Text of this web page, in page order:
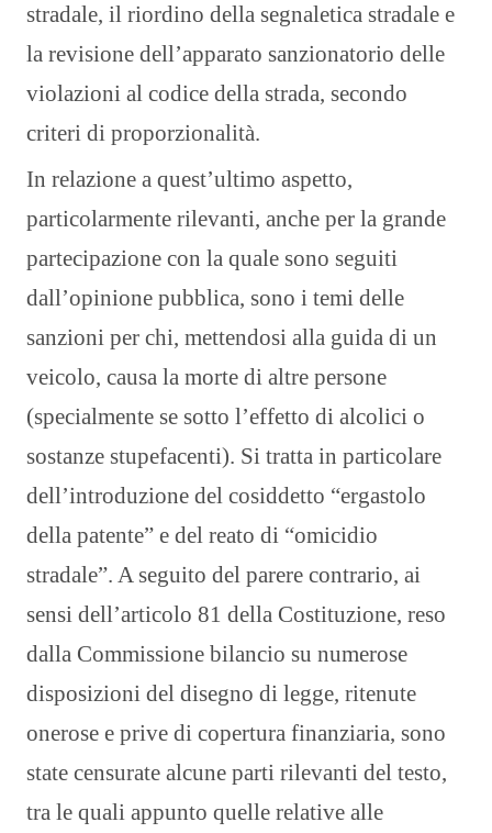
stradale, il riordino della segnaletica stradale e
la revisione dell’apparato sanzionatorio delle
violazioni al codice della strada, secondo
criteri di proporzionalità.
In relazione a quest’ultimo aspetto,
particolarmente rilevanti, anche per la grande
partecipazione con la quale sono seguiti
dall’opinione pubblica, sono i temi delle
sanzioni per chi, mettendosi alla guida di un
veicolo, causa la morte di altre persone
(specialmente se sotto l’effetto di alcolici o
sostanze stupefacenti). Si tratta in particolare
dell’introduzione del cosiddetto “ergastolo
della patente” e del reato di “omicidio
stradale”. A seguito del parere contrario, ai
sensi dell’articolo 81 della Costituzione, reso
dalla Commissione bilancio su numerose
disposizioni del disegno di legge, ritenute
onerose e prive di copertura finanziaria, sono
state censurate alcune parti rilevanti del testo,
tra le quali appunto quelle relative alle